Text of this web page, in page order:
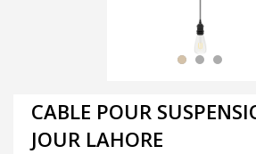
CABLE POUR
JOUR LAHORE